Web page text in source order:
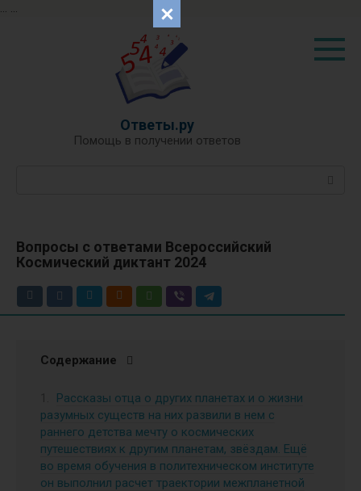
... ...
Ответы.ру
Помощь в получении ответов
Вопросы с ответами Всероссийский
Космический диктант 2024
Содержание
Рассказы отца о других планетах и о жизни
разумных существ на них развили в нем с
раннего детства мечту о космических
путешествиях к другим планетам, звёздам. Ещё
во время обучения в политехническом институте
он выполнил расчет траектории межпланетной